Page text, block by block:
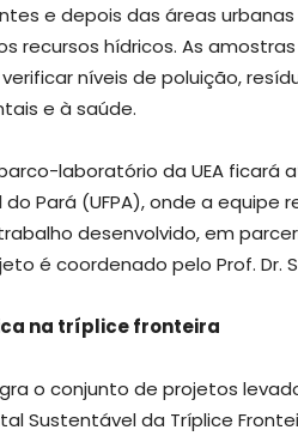
e depois das áreas
recursos hídricos. As
níveis de poluição,
e à saúde.
laboratório da UEA ficará
do Pará (UFPA), onde a equipe
desenvolvido, em
é coordenado pelo Prof. Dr.
na tríplice fronteira
o conjunto de projetos
Sustentável da Tríplice